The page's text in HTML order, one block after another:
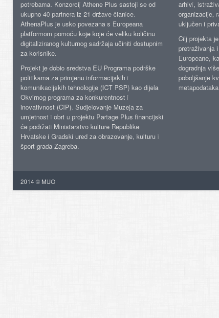
potrebama. Konzorcij Athene Plus sastoji se od
ukupno 40 partnera iz 21 države članice.
AthenaPlus je usko povezana s Europeana
platformom pomoću koje koje će veliku količinu
digitaliziranog kulturnog sadržaja učiniti dostupnim
za korisnike.
Projekt je dobio sredstva EU Programa podrške
politikama za primjenu informacijskih i
komunikacijskih tehnologije (ICT PSP) kao dijela
Okvirnog programa za konkurentnost i
inovativnost (CIP). Sudjelovanje Muzeja za
umjetnost i obrt u projektu Partage Plus financijski
će podržati Ministarstvo kulture Republike
Hrvatske i Gradski ured za obrazovanje, kulturu i
šport grada Zagreba.
arhivi,
organizacije,
uključen i
Cilj projekta
pretraživanja
Europeane,
dogradnja
poboljšanje
2014 © MUO